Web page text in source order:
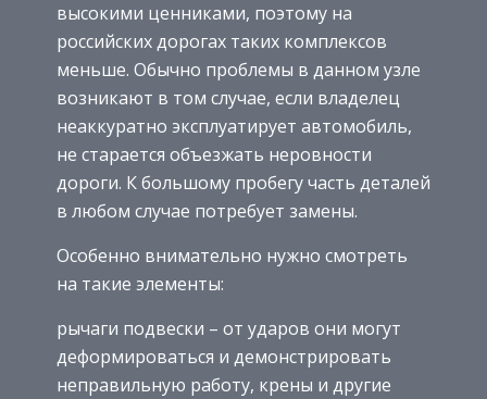
высокими ценниками, поэтому на
российских дорогах таких комплексов
меньше. Обычно проблемы в данном узле
возникают в том случае, если владелец
неаккуратно эксплуатирует автомобиль,
не старается объезжать неровности
дороги. К большому пробегу часть деталей
в любом случае потребует замены.
Особенно внимательно нужно смотреть
на такие элементы:
рычаги подвески – от ударов они могут
деформироваться и демонстрировать
неправильную работу, крены и другие